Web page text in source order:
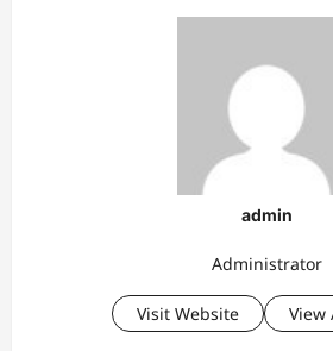
admin
Administrator
Visit Website View